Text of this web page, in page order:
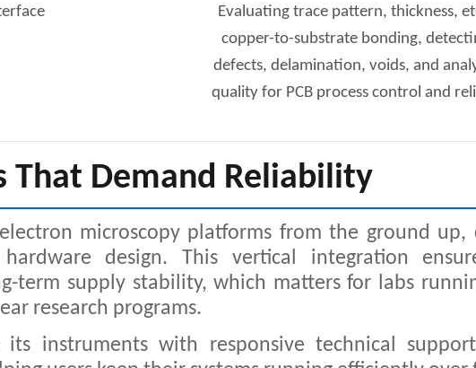
Evaluating trace pattern, thickness,
copper-to-substrate bonding,
defects, delamination, voids, and
quality for PCB process control and
That Demand Reliability
electron microscopy platforms from the ground up,
design. This vertical integration
term supply stability, which matters for labs
research programs.
its instruments with responsive technical